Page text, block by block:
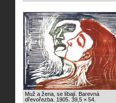
Muž a žena, se líbají. Barevná
dřevořezba. 1905. 39,5 × 54.